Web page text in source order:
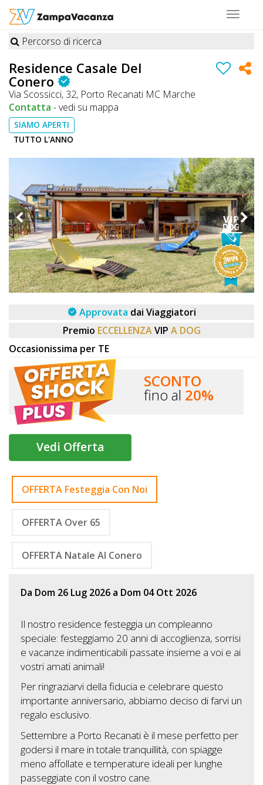
Toggle
STRUTTURE
A
DOG
DOG
OFFERTE
A
DOG
A
DOG
CHIEDI
CODICE
SCONTO
Video
Tutorial
Lavora
con
Inserisci
Accedi
Registrati
Percorso di ricerca
Residence Casale Del
Conero
Via Scossicci, 32, Porto Recanati MC Marche
Contatta -vedi su mappa
SIAMO APERTI
TUTTO L'ANNO
Approvata dai Viaggiatori
Premio ECCELLENZA VIP A DOG
Occasionissima per TE
SCONTO
fino al 20%
Vedi Offerta
OFFERTA Festeggia Con Noi
OFFERTA Over 65
OFFERTA Natale Al Conero
Da Dom 26 Lug 2026 a Dom 04 Ott 2026
Il nostro residence festeggia un compleanno
speciale: festeggiamo 20 anni di accoglienza, sorrisi
e vacanze indimenticabili passate insieme a voi e ai
vostri amati animali!
Per ringraziarvi della fiducia e celebrare questo
importante anniversario, abbiamo deciso di farvi un
regalo esclusivo.
Settembre a Porto Recanati è il mese perfetto per
godersi il mare in totale tranquillità, con spiagge
meno affollate e temperature ideali per lunghe
passeggiate con il vostro cane.